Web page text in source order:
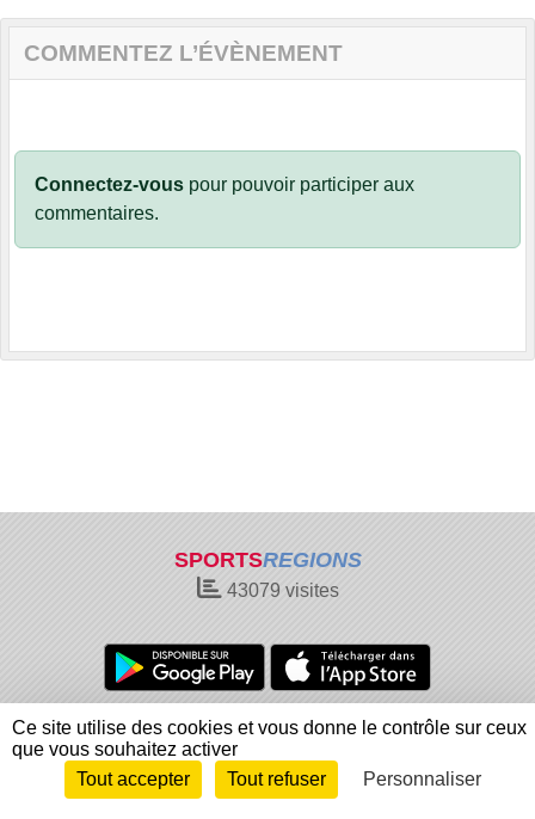
COMMENTEZ L’ÉVÈNEMENT
Connectez-vous pour pouvoir participer aux
commentaires.
SPORTSREGIONS
43079 visites
Charte cookies
Gestion des cookies
Informations légales
Signaler un contenu inapproprié
Envie de participer ?
Connexion
Ce site utilise des cookies et vous donne le contrôle sur ceux
que vous souhaitez activer
Tout accepter
Tout refuser Personnaliser